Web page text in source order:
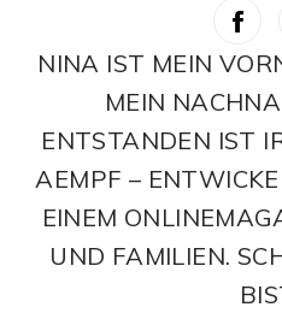
NINA IST MEIN
MEIN
ENTSTANDEN IST
AEMPF –
EINEM
UND FAMILIEN.